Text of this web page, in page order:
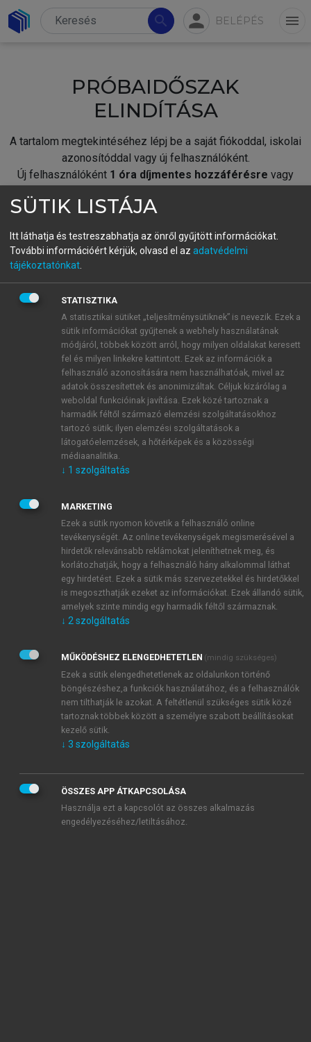
search person BELÉPÉS menu
PRÓBAIDŐSZAK
ELINDÍTÁSA
A tartalom megtekintéséhez lépj be a saját fiókoddal, iskolai
azonosítóddal vagy új felhasználóként.
Új felhasználóként 1 óra díjmentes hozzáférésre vagy
fiókoddal,vagy hozz létre új fiókot.
A regisztráció után apróbaidőszakautomatikusan
BELÉPÉS SAJÁT FIÓKKAL
ÚJ FIÓK LÉTREHOZÁSA
1 óra díjmentes hozzáférés
E-MAIL-CÍM
JELSZÓ
JELSZÓ ÚJRA
Kérek értesítést a MeRSZ újdonságairól, akcióiról.
Kérek értesítést az Akadémiai Kiadó Zrt. újdonságairól,
Adatkezelési tájékoztatóbanfoglaltakat tudomásul
veszem és elfogadom.
Általános vásárlási feltételeket, valamint a szotar.netés a
mersz.huoldalak licencszerződéseiben foglaltakat
tudomásul veszem és elfogadom.
KIPRÓBÁLOM
SÜTIK LISTÁJA
Itt láthatja és testreszabhatja az önről gyűjtött információkat.
További információért kérjük, olvasd el az adatvédelmi
tájékoztatónkat
STATISZTIKA
A statisztikai sütiket „teljesítménysütiknek” is nevezik. Ezek a
sütik információkat gyűjtenek a webhely használatának
módjáról, többek között arról, hogy milyen oldalakat keresett
fel és milyen linkekre kattintott. Ezek az információk a
felhasználó azonosítására nem használhatóak, mivel az
adatok összesítettek és anonimizáltak. Céljuk kizárólag a
weboldal funkcióinak javítása. Ezek közé tartoznak a
harmadik féltől származó elemzési szolgáltatásokhoz
tartozó sütik; ilyen elemzési szolgáltatások a
látogatóelemzések, a hőtérképek és a közösségi
médiaanalitika.
↓ 1 szolgáltatás
MARKETING
Ezek a sütik nyomon követik a felhasználó online
tevékenységét. Az online tevékenységek megismerésével a
hirdetők relevánsabb reklámokat jeleníthetnek meg, és
korlátozhatják, hogy a felhasználó hány alkalommal láthat
egy hirdetést. Ezek a sütik más szervezetekkel és hirdetőkkel
is megoszthatják ezeket az információkat. Ezek állandó sütik,
amelyek szinte mindig egy harmadik féltől származnak.
↓ 2 szolgáltatás
MŰKÖDÉSHEZ ELENGEDHETETLEN (mindig szükséges)
Ezek a sütik elengedhetetlenek az oldalunkon történő
böngészéshez,a funkciók használatához, és a felhasználók
nem tilthatják le azokat. A feltétlenül szükséges sütik közé
tartoznak többek között a személyre szabott beállításokat
kezelő sütik.
↓ 3 szolgáltatás
ÖSSZES APP ÁTKAPCSOLÁSA
Használja ezt a kapcsolót az összes alkalmazás
engedélyezéséhez/letiltásához.